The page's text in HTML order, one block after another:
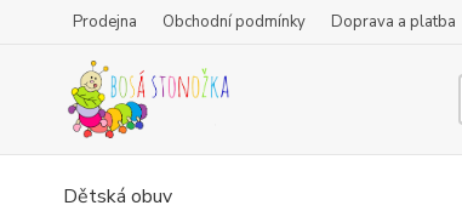
Prodejna Obchodní podmínky Doprava a platba
Dětská obuv